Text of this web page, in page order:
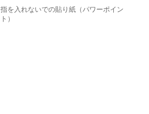
指を入れないでの貼り紙（パワーポイン
ト）